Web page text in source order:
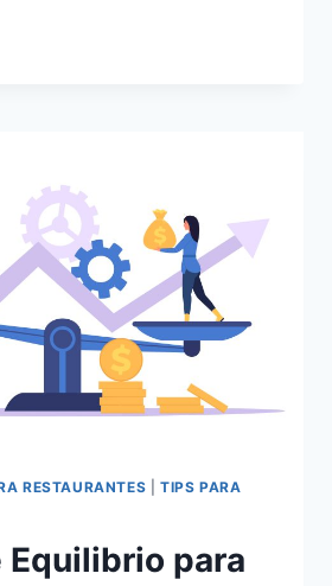
RESTAURANTES |TIPS PARA
Equilibrio para